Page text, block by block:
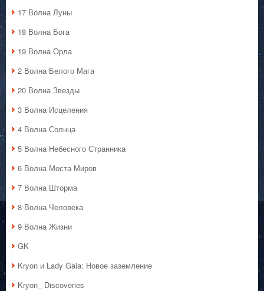
17 Волна Луны
18 Волна Бога
19 Волна Орла
2 Волна Белого Мага
20 Волна Звезды
3 Волна Исцеления
4 Волна Солнца
5 Волна Небесного Странника
6 Волна Моста Миров
7 Волна Шторма
8 Волна Человека
9 Волна Жизни
GK
Kryon и Lady Gaia: Новое заземление
Kryon_ Discoveries